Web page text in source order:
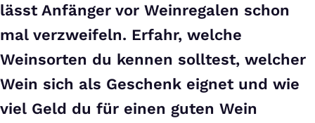
lässt Anfänger vor Weinregalen schon
mal verzweifeln. Erfahr, welche
Weinsorten du kennen solltest, welcher
Wein sich als Geschenk eignet und wie
viel Geld du für einen guten Wein